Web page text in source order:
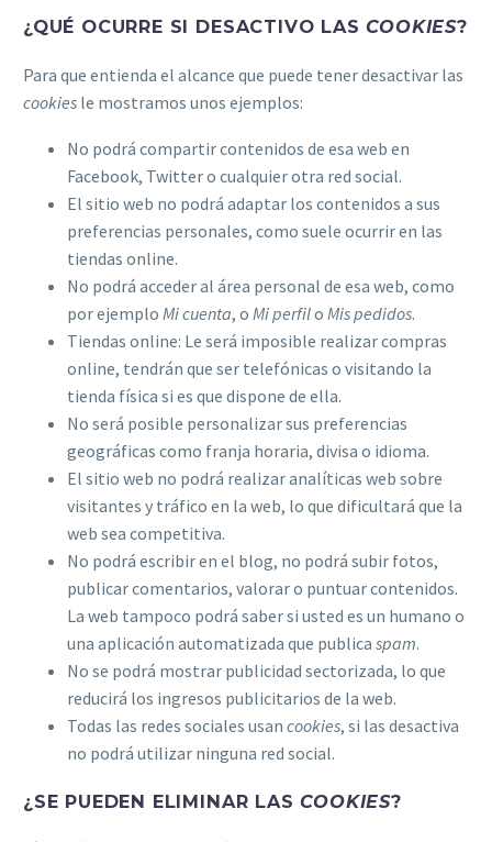
¿QUÉ OCURRE SI DESACTIVO LASCOOKIES?
Para que entienda el alcance que puede tener desactivar las
cookies le mostramos unos ejemplos:
No podrá compartir contenidos de esa web en
Facebook, Twitter o cualquier otra red social.
El sitio web no podrá adaptar los contenidos a sus
preferencias personales, como suele ocurrir en las
tiendas online.
No podrá acceder al área personal de esa web, como
por ejemplo Mi cuenta, o Mi perfilo Mis pedidos.
Tiendas online: Le será imposible realizar compras
online, tendrán que ser telefónicas o visitando la
tienda física si es que dispone de ella.
No será posible personalizar sus preferencias
geográficas como franja horaria, divisa o idioma.
El sitio web no podrá realizar analíticas web sobre
visitantes y tráfico en la web, lo que dificultará que la
web sea competitiva.
No podrá escribir en el blog, no podrá subir fotos,
publicar comentarios, valorar o puntuar contenidos.
La web tampoco podrá saber si usted es un humano o
una aplicación automatizada que publica spam.
No se podrá mostrar publicidad sectorizada, lo que
reducirá los ingresos publicitarios de la web.
Todas las redes sociales usan cookies, si las desactiva
no podrá utilizar ninguna red social.
¿SE PUEDEN ELIMINAR LASCOOKIES?